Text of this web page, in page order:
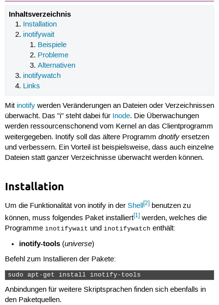
Inhaltsverzeichnis
Installation
inotifywait
Beispiele
Probleme
Alternativen
inotifywatch
Links
Mit inotifywerden Veränderungen an Dateien oder Verzeichnissen
überwacht. Das "i" steht dabei für Inode. Die Überwachungen
werden ressourcenschonend vom Kernel an das Clientprogramm
weitergegeben. Inotify soll das ältere Programm dnotifyersetzen
und verbessern. Ein Vorteil ist beispielsweise, dass auch einzelne
Dateien statt ganzer Verzeichnisse überwacht werden können.
Installation
Um die Funktionalität von inotify in der Shell[2]benutzen zu
können, muss folgendes Paket installiert[1]werden, welches die
Programme inotifywait und inotifywatch enthält:
inotify-tools (universe)
Befehl zum Installieren der Pakete:
sudo apt-get install inotify-tools
Anbindungen für weitere Skriptsprachen finden sich ebenfalls in
den Paketquellen.